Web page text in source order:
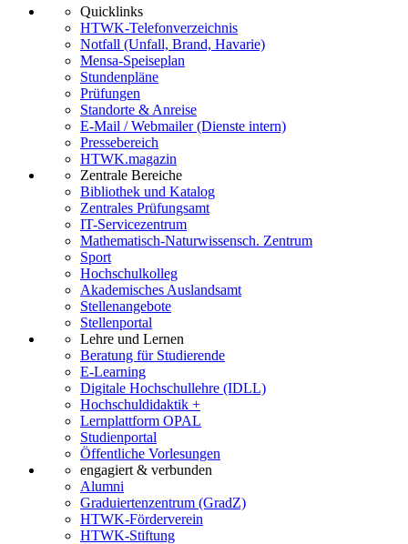
Quicklinks
HTWK-Telefonverzeichnis
Notfall (Unfall, Brand, Havarie)
Mensa-Speiseplan
Stundenpläne
Prüfungen
Standorte & Anreise
E-Mail / Webmailer (Dienste intern)
Pressebereich
HTWK.magazin
Zentrale Bereiche
Bibliothek und Katalog
Zentrales Prüfungsamt
IT-Servicezentrum
Mathematisch-Naturwissensch. Zentrum
Sport
Hochschulkolleg
Akademisches Auslandsamt
Stellenangebote
Stellenportal
Lehre und Lernen
Beratung für Studierende
E-Learning
Digitale Hochschullehre (IDLL)
Hochschuldidaktik +
Lernplattform OPAL
Studienportal
Öffentliche Vorlesungen
engagiert & verbunden
Alumni
Graduiertenzentrum (GradZ)
HTWK-Förderverein
HTWK-Stiftung